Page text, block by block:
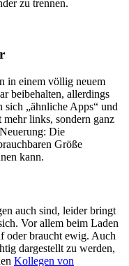
zu trennen.
in einem völlig neuem
beibehalten, allerdings
sich „ähnliche Apps“ und
links, sondern ganz
Die
Größe
kann.
auch sind, leider bringt
Vor allem beim Laden
oder braucht ewig. Auch
dargestellt zu werden,
Kollegen von